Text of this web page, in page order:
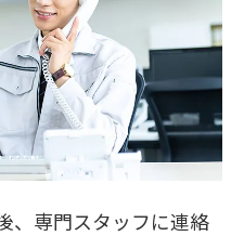
、専門スタッフに連絡